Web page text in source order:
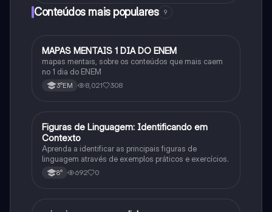
Conteúdos mais populares 9
Português
MAPAS MENTAIS 1 DIA DO ENEM
mapas mentais, sobre os conteúdos que mais caem
no 1 dia do ENEM
3°EM 8,021 308
FPortuguês
Figuras de Linguagem: Identificando em
Contexto
Aprenda a identificar as principais figuras de
linguagem através de exemplos práticos e exercícios.
8° 692 0